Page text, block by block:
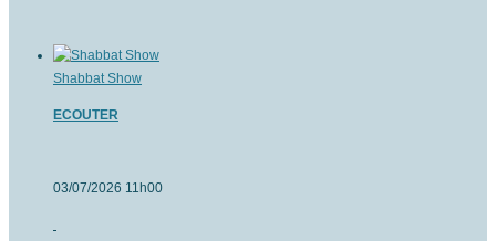
Shabbat Show
ECOUTER
03/07/2026 11h00